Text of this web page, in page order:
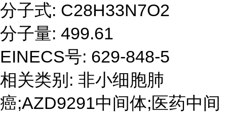
分子式: C28H33N7O2
分子量: 499.61
EINECS号: 629-848-5
相关类别: 非小细胞肺
癌;AZD9291中间体;医药中间